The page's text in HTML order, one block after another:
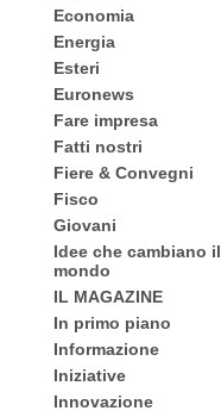
Economia
Energia
Esteri
Euronews
Fare impresa
Fatti nostri
Fiere & Convegni
Fisco
Giovani
Idee che cambiano il
mondo
IL MAGAZINE
In primo piano
Informazione
Iniziative
Innovazione